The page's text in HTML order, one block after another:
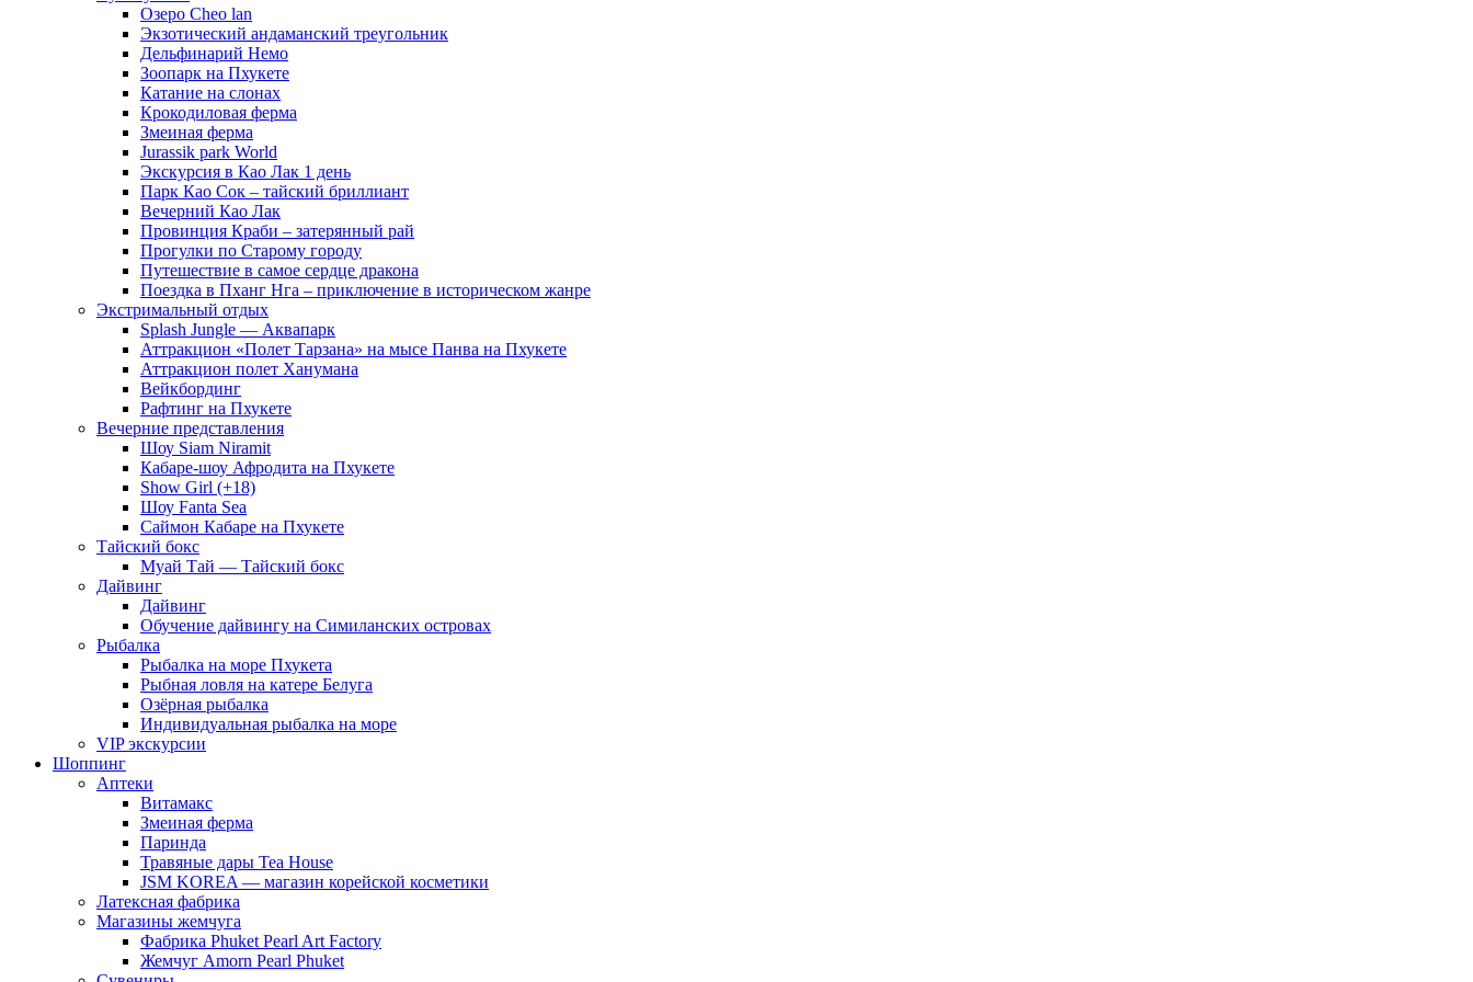
Озеро Cheo lan
Экзотический андаманский треугольник
Дельфинарий Немо
Зоопарк на Пхукете
Катание на слонах
Крокодиловая ферма
Змеиная ферма
Jurassik park World
Экскурсия в Као Лак 1 день
Парк Као Сок – тайский бриллиант
Вечерний Као Лак
Провинция Краби – затерянный рай
Прогулки по Старому городу
Путешествие в самое сердце дракона
Поездка в Пханг Нга – приключение в историческом жанре
Экстримальный отдых
Splash Jungle — Аквапарк
Аттракцион «Полет Тарзана» на мысе Панва на Пхукете
Аттракцион полет Ханумана
Вейкбординг
Рафтинг на Пхукете
Вечерние представления
Шоу Siam Niramit
Кабаре-шоу Афродита на Пхукете
Show Girl (+18)
Шоу Fanta Sea
Саймон Кабаре на Пхукете
Тайский бокс
Муай Тай — Тайский бокс
Дайвинг
Дайвинг
Обучение дайвингу на Симиланских островах
Рыбалка
Рыбалка на море Пхукета
Рыбная ловля на катере Белуга
Озёрная рыбалка
Индивидуальная рыбалка на море
VIP экскурсии
Шоппинг
Аптеки
Витамакс
Змеиная ферма
Паринда
Травяные дары Tea House
JSM KOREA — магазин корейской косметики
Латексная фабрика
Магазины жемчуга
Фабрика Phuket Pearl Art Factory
Жемчуг Amorn Pearl Phuket